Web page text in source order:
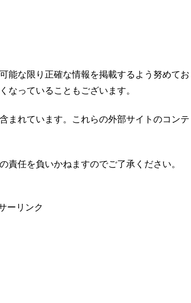
能な限り正確な情報を掲載するよう努めてお
なっていることもございます。
まれています。これらの外部サイトのコンテ
責任を負いかねますのでご了承ください。
ーリンク